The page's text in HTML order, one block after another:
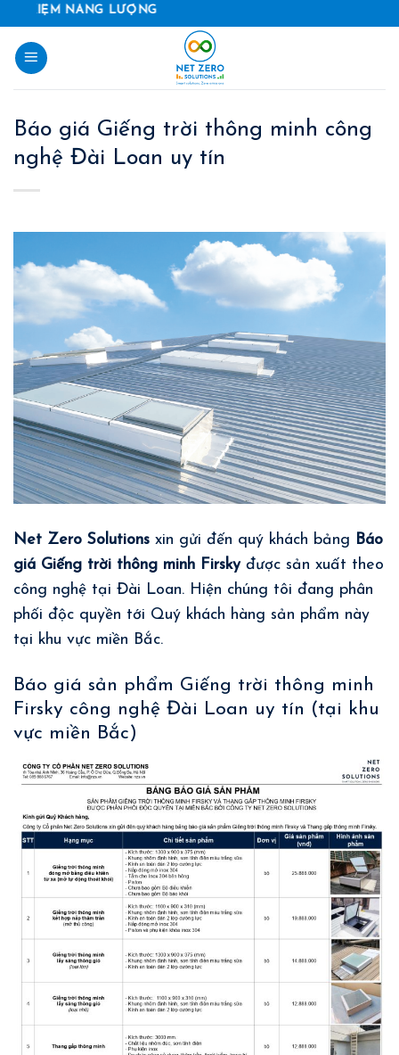
content
LƯỢNG
Báo giá Giếng trời thông minh công
nghệ Đài Loan uy tín
Net Zero Solutions xin gửi đến quý khách bảng Báo
giá Giếng trời thông minh Firsky được sản xuất theo
công nghệ tại Đài Loan. Hiện chúng tôi đang phân
phối độc quyền tới Quý khách hàng sản phẩm này
tại khu vực miền Bắc.
Báo giá sản phẩm Giếng trời thông minh
Firsky công nghệ Đài Loan uy tín (tại khu
vực miền Bắc)